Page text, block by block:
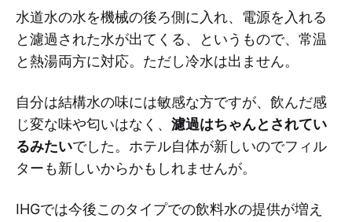
水道水の水を機械の後ろ側に入れ、電源を入れる
と濾過された水が出てくる、というもので、常温
と熱湯両方に対応。ただし冷水は出ません。
自分は結構水の味には敏感な方ですが、飲んだ感
じ変な味や匂いはなく、 濾過はちゃんとされてい
るみたいでした。ホテル自体が新しいのでフィル
ターも新しいからかもしれませんが。
IHGでは今後このタイプでの飲料水の提供が増え